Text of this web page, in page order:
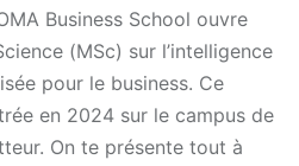
Business School ouvre
(MSc) sur l’intelligence
pour le business. Ce
en 2024 sur le campus de
On te présente tout à